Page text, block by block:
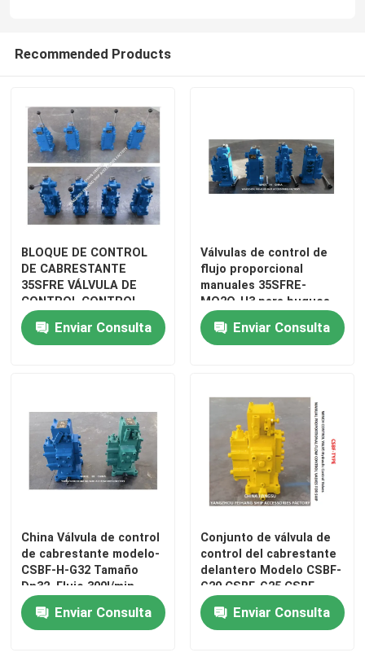
Inicio
Productos
Recommended Products
BLOQUE DE CONTROL
DE CABRESTANTE
35SFRE VÁLVULA DE
CONTROL CONTROL
MANUAL DE MOLINETE
VÁLVULAS DE CONTROL
Enviar Consulta
Válvulas de control de
flujo proporcional
manuales 35SFRE-
MO2O-H3 para buques
Enviar Consulta
China Válvula de control
de cabrestante modelo-
CSBF-H-G32 Tamaño
Dn32, Flujo 300l/min,
Presión 25mpa,
Operación manual
Enviar Consulta
Conjunto de válvula de
control del cabrestante
delantero Modelo CSBF-
G20,CSBF-G25,CSBF-
G32,CSBF-G40,CSBF-G50
Enviar Consulta